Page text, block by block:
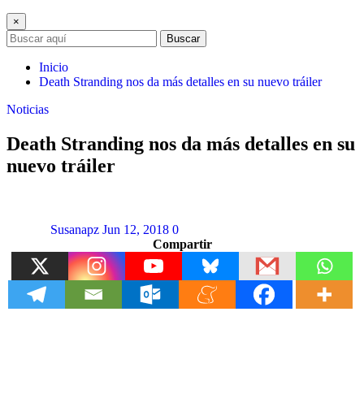
×
Buscar
Inicio
Death Stranding nos da más detalles en su nuevo tráiler
Noticias
Death Stranding nos da más detalles en su
nuevo tráiler
Susanapz Jun 12, 2018 0
Compartir